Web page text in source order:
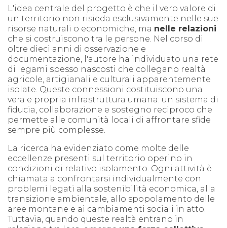
L'idea centrale del progetto è che il vero valore di
un territorio non risieda esclusivamente nelle sue
risorse naturali o economiche, ma nelle relazioni
che si costruiscono tra le persone. Nel corso di
oltre dieci anni di osservazione e
documentazione, l'autore ha individuato una rete
di legami spesso nascosti che collegano realtà
agricole, artigianali e culturali apparentemente
isolate. Queste connessioni costituiscono una
vera e propria infrastruttura umana: un sistema di
fiducia, collaborazione e sostegno reciproco che
permette alle comunità locali di affrontare sfide
sempre più complesse.
La ricerca ha evidenziato come molte delle
eccellenze presenti sul territorio operino in
condizioni di relativo isolamento. Ogni attività è
chiamata a confrontarsi individualmente con
problemi legati alla sostenibilità economica, alla
transizione ambientale, allo spopolamento delle
aree montane e ai cambiamenti sociali in atto.
Tuttavia, quando queste realtà entrano in